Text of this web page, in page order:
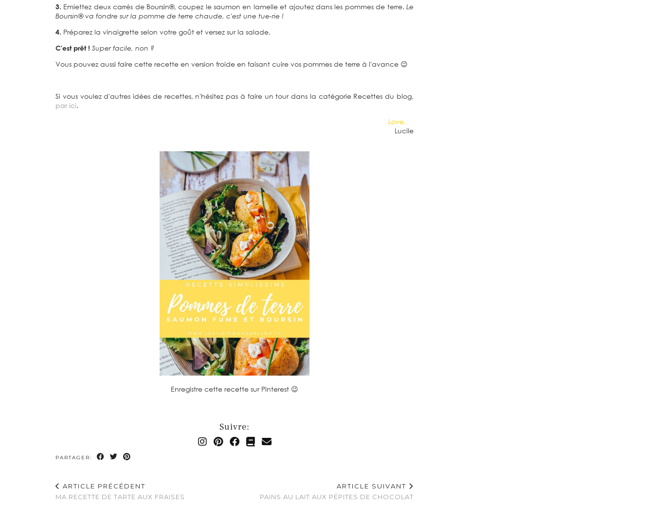
3. Emiettez deux carrés de Boursin®, coupez le saumon en lamelle et ajoutez dans les pommes de terre. Le
Boursin® va fondre sur la pomme de terre chaude, c'est une tue-rie !
4. Préparez la vinaigrette selon votre goût et versez sur la salade.
C'est prêt ! Super facile, non ?
Vous pouvez aussi faire cette recette en version froide en faisant cuire vos pommes de terre à l'avance 😉
Si vous voulez d'autres idées de recettes, n'hésitez pas à faire un tour dans la catégorie Recettes du blog,
par ici.
Love,
Lucile
Enregistre cette recette sur Pinterest 😉
Suivre:
PARTAGER:
ARTICLE PRÉCÉDENT
MA RECETTE DE TARTE AUX FRAISES
ARTICLE SUIVANT
PAINS AU LAIT AUX PÉPITES DE CHOCOLAT